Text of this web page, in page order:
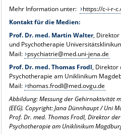
Mehr Information unter:
https://c-i-r-
Kontakt für die Medien:
Prof. Dr. med. Martin Walter, Direktor
und Psychotherapie
Mail: psychiatrie@med.uni-jena.de
Prof. Dr. med. Thomas Frodl, Direktor
Psychotherapie am Uniklinikum
Mail: thomas.frodl@med.ovgu.de
Abbildung: Messung der Gehirnaktivität
(EEG). Copyright: Jana Dünnhaupt / Uni
Prof. Dr. med. Thomas Frodl, Direktor
Psychotherapie am Uniklinikum